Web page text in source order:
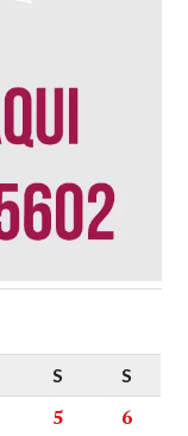
S S
5
6